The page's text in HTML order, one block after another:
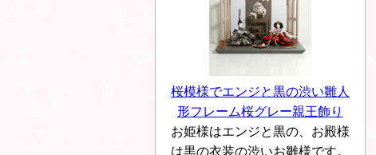
桜模様でエンジと黒の渋い雛人
形フレーム桜グレー親王飾り
お姫様はエンジと黒の、お殿様
は黒の衣装の渋いお雛様です。